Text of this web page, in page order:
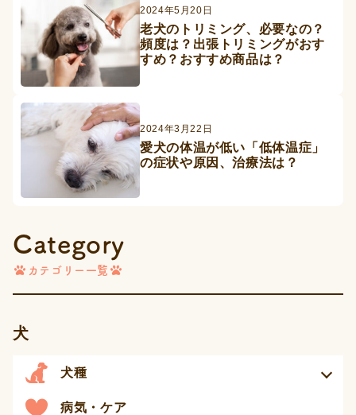
2024年5月20日
老犬のトリミング、必要なの？
頻度は？出張トリミングがおす
すめ？おすすめ商品は？
2024年3月22日
愛犬の体温が低い「低体温症」
の症状や原因、治療法は？
Category
カテゴリー一覧
犬
犬種
病気・ケア